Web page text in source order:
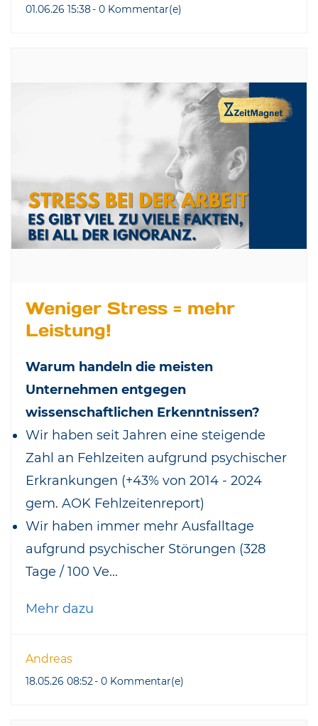
01.06.26 15:38- 0 Kommentar(e)
Weniger Stress = mehr
Leistung!
Warum handeln die meisten
Unternehmen entgegen
wissenschaftlichen Erkenntnissen?
Wir haben seit Jahren eine steigende
Zahl an Fehlzeiten aufgrund psychischer
Erkrankungen (+43% von 2014 - 2024
gem. AOK Fehlzeitenreport)
Wir haben immer mehr Ausfalltage
aufgrund psychischer Störungen (328
Tage / 100 Ve...
Mehr dazu
Andreas
18.05.26 08:52- 0 Kommentar(e)